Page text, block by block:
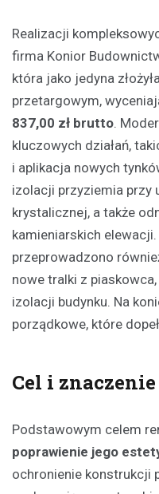
Realizacji
firma Konior
która jako jedyna
przetargowym,
837,00 zł brutto.
kluczowych działań,
i aplikacja nowych
izolacji przyziemia przy
krystalicznej, a także
kamieniarskich
przeprowadzono
nowe tralki z
izolacji budynku. Na
porządkowe, które
Cel i
Podstawowym celem
poprawienie jego
ochronienie konstrukcji